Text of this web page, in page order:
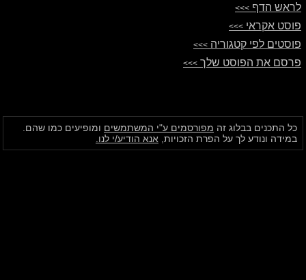
לראש הדף >>>
פוסט אקראי >>>
פוסטים לפי קטגוריה >>>
פרסם את הפוסט שלך >>>
כל התכנים בבלוג זה מפורסמים ע"י המשתמשים ומופיעים כמו שהם.
במידה ונודע לך על הפרת הזכויות, אנא הודיע/י לנו.